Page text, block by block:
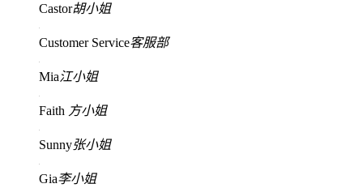
Castor胡小姐
Customer Service客服部
Mia江小姐
Faith 方小姐
Sunny张小姐
Gia李小姐